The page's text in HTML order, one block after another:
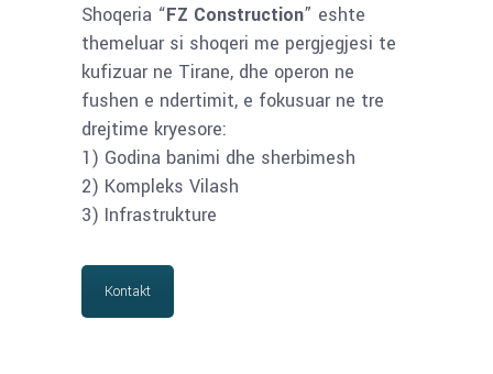
Shoqeria “FZ Construction” eshte
themeluar si shoqeri me pergjegjesi te
kufizuar ne Tirane, dhe operon ne
fushen e ndertimit, e fokusuar ne tre
drejtime kryesore:
1) Godina banimi dhe sherbimesh
2) Kompleks Vilash
3) Infrastrukture
Kontakt